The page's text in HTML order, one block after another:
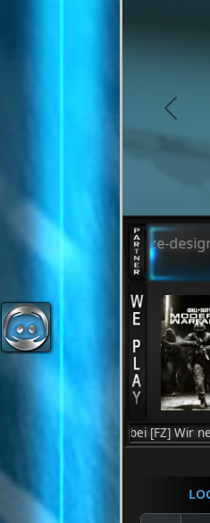
bei [FZ] Wir nehmen